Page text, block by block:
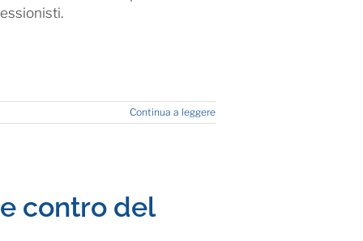
Continua a leggere
contro del